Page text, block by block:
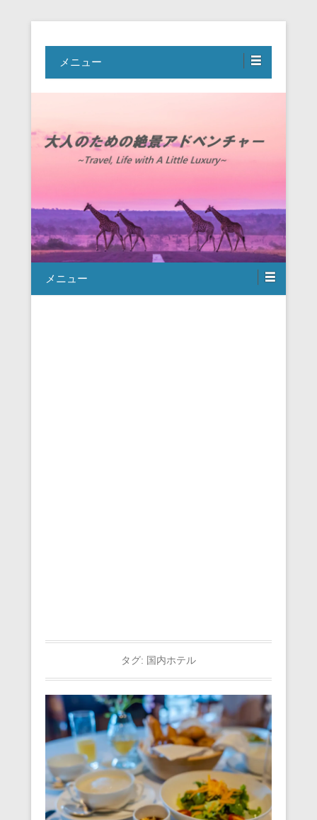
大人のための絶景アドベンチャー
メニュー
メニュー
タグ: 国内ホテル